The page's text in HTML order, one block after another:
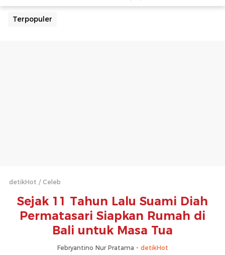
Terpopuler
detikHot Celeb
Sejak 11 Tahun Lalu Suami Diah
Permatasari Siapkan Rumah di
Bali untuk Masa Tua
Febryantino Nur Pratama - detikHot